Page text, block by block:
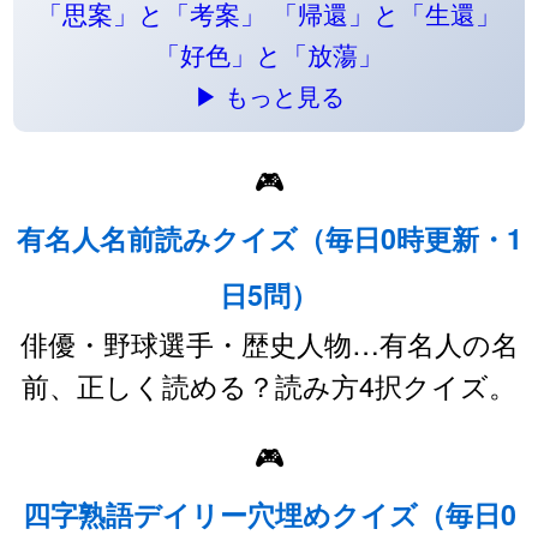
「思案」と「考案」
「帰還」と「生還」
「好色」と「放蕩」
▶ もっと見る
🎮
有名人名前読みクイズ（毎日0時更新・1
日5問）
俳優・野球選手・歴史人物…有名人の名
前、正しく読める？読み方4択クイズ。
🎮
四字熟語デイリー穴埋めクイズ（毎日0